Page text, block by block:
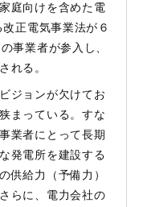
庭向けを含めた電
正電気事業法が６
事業者が参入し、
れる。
ジョンが欠けてお
まっている。すな
業者にとって長期
発電所を建設する
供給力（予備力）
らに、電力会社の